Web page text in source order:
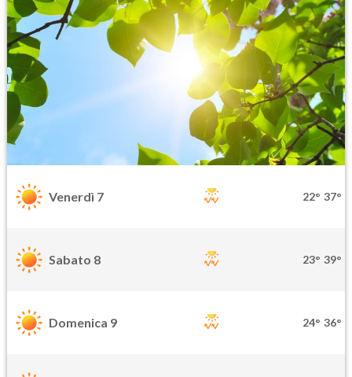
Venerdì 7 22° 37°
Sabato 8 23° 39°
Domenica 9 24° 36°